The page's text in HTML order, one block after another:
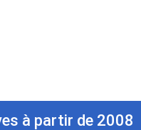
à partir de 2008